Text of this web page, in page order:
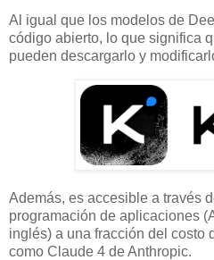
Al igual que los modelos de
código abierto, lo que significa
pueden descargarlo y
Además, es accesible a través
programación de aplicaciones
inglés) a una fracción del costo
como Claude 4 de Anthropic.